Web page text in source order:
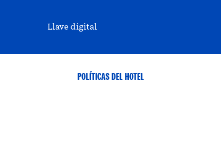
Llave digital
POLÍTICAS DEL HOTEL